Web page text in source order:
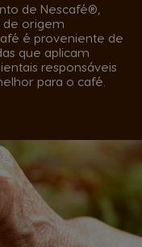
de Nescafé®,
de origem
é proveniente de
que aplicam
responsáveis
para o café.